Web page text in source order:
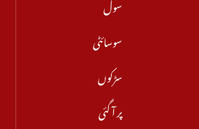
سوسائٹی
سڑکوں
پر آ گئی